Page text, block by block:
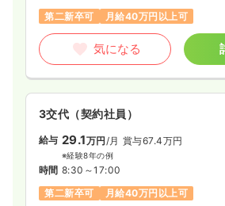
第二新卒可
月給40万円以上可
気になる
3交代（契約社員）
給与 29.1万円 /月 賞与67.4万円
※経験8年の例
時間 8:30～17:00
第二新卒可
月給40万円以上可